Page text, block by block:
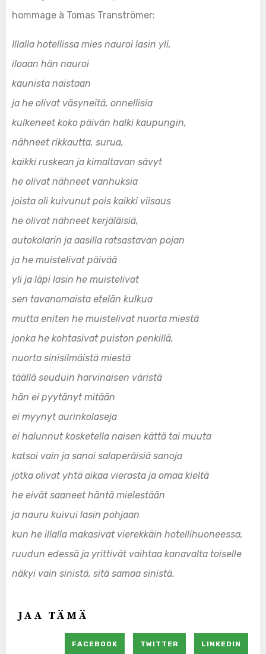
hommage à Tomas Tranströmer:
Illalla hotellissa mies nauroi lasin yli,
iloaan hän nauroi
kaunista naistaan
ja he olivat väsyneitä, onnellisia
kulkeneet koko päivän halki kaupungin,
nähneet rikkautta, surua,
kaikki ruskean ja kimaltavan sävyt
he olivat nähneet vanhuksia
joista oli kuivunut pois kaikki viisaus
he olivat nähneet kerjäläisiä,
autokolarin ja aasilla ratsastavan pojan
ja he muistelivat päivää
yli ja läpi lasin he muistelivat
sen tavanomaista etelän kulkua
mutta eniten he muistelivat nuorta miestä
jonka he kohtasivat puiston penkillä,
nuorta sinisilmäistä miestä
täällä seuduin harvinaisen väristä
hän ei pyytänyt mitään
ei myynyt aurinkolaseja
ei halunnut kosketella naisen kättä tai muuta
katsoi vain ja sanoi salaperäisiä sanoja
jotka olivat yhtä aikaa vierasta ja omaa kieltä
he eivät saaneet häntä mielestään
ja nauru kuivui lasin pohjaan
kun he illalla makasivat vierekkäin hotellihuoneessa,
ruudun edessä ja yrittivät vaihtaa kanavalta toiselle
näkyi vain sinistä, sitä samaa sinistä.
JAA TÄMÄ
FACEBOOK TWITTER LINKEDIN